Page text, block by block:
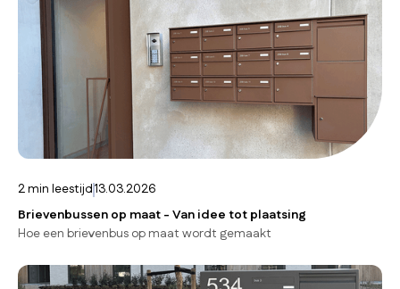
2min leestijd13.03.2026
Brievenbussen op maat - Van idee tot plaatsing
Hoe een brievenbus op maat wordt gemaakt